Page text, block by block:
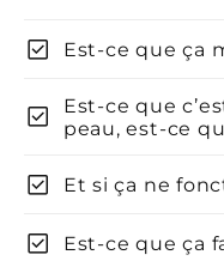
check_box Est-ce que ça
check_box
Est-ce que
peau, est-ce
check_box Et si ça ne
check_box Est-ce que ça